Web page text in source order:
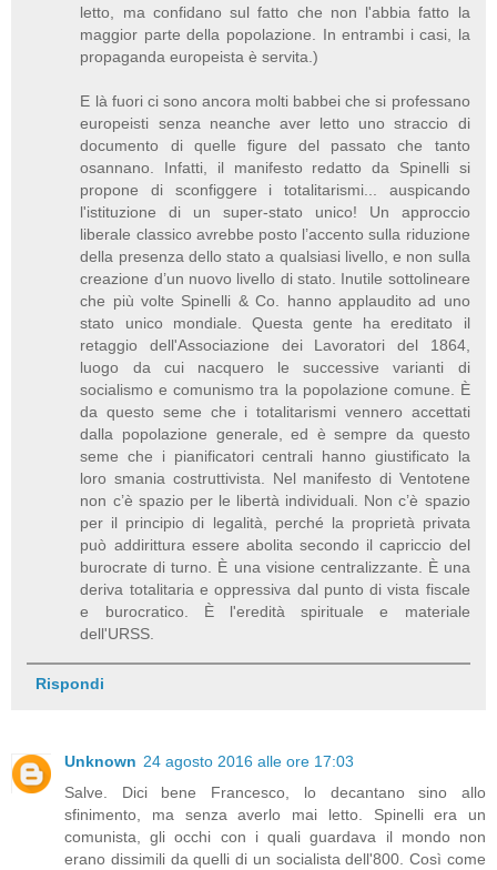
letto, ma confidano sul fatto che non l'abbia fatto la
maggior parte della popolazione. In entrambi i casi, la
propaganda europeista è servita.)
E là fuori ci sono ancora molti babbei che si professano
europeisti senza neanche aver letto uno straccio di
documento di quelle figure del passato che tanto
osannano. Infatti, il manifesto redatto da Spinelli si
propone di sconfiggere i totalitarismi... auspicando
l'istituzione di un super-stato unico! Un approccio
liberale classico avrebbe posto l’accento sulla riduzione
della presenza dello stato a qualsiasi livello, e non sulla
creazione d’un nuovo livello di stato. Inutile sottolineare
che più volte Spinelli & Co. hanno applaudito ad uno
stato unico mondiale. Questa gente ha ereditato il
retaggio dell'Associazione dei Lavoratori del 1864,
luogo da cui nacquero le successive varianti di
socialismo e comunismo tra la popolazione comune. È
da questo seme che i totalitarismi vennero accettati
dalla popolazione generale, ed è sempre da questo
seme che i pianificatori centrali hanno giustificato la
loro smania costruttivista. Nel manifesto di Ventotene
non c’è spazio per le libertà individuali. Non c’è spazio
per il principio di legalità, perché la proprietà privata
può addirittura essere abolita secondo il capriccio del
burocrate di turno. È una visione centralizzante. È una
deriva totalitaria e oppressiva dal punto di vista fiscale
e burocratico. È l'eredità spirituale e materiale
dell'URSS.
Rispondi
Unknown 24 agosto 2016 alle ore 17:03
Salve. Dici bene Francesco, lo decantano sino allo
sfinimento, ma senza averlo mai letto. Spinelli era un
comunista, gli occhi con i quali guardava il mondo non
erano dissimili da quelli di un socialista dell'800. Così come